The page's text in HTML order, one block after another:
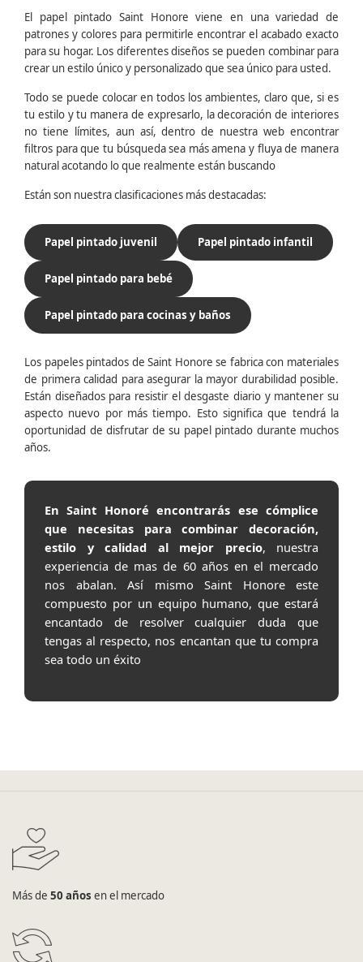
El papel pintado Saint Honore viene en una variedad de
patrones y colores para permitirle encontrar el acabado exacto
para su hogar. Los diferentes diseños se pueden combinar para
crear un estilo único y personalizado que sea único para usted.
Todo se puede colocar en todos los ambientes, claro que, si es
tu estilo y tu manera de expresarlo, la decoración de interiores
no tiene límites, aun así, dentro de nuestra web encontrar
filtros para que tu búsqueda sea más amena y fluya de manera
natural acotando lo que realmente están buscando
Están son nuestra clasificaciones más destacadas:
Papel pintado juvenil Papel pintado infantil
Papel pintado para bebé
Papel pintado para cocinas y baños
Los papeles pintados de Saint Honore se fabrica con materiales
de primera calidad para asegurar la mayor durabilidad posible.
Están diseñados para resistir el desgaste diario y mantener su
aspecto nuevo por más tiempo. Esto significa que tendrá la
oportunidad de disfrutar de su papel pintado durante muchos
años.
En Saint Honoré encontrarás ese cómplice
que necesitas para combinar decoración,
estilo y calidad al mejor precio, nuestra
experiencia de mas de 60 años en el mercado
nos abalan. Así mismo Saint Honore este
compuesto por un equipo humano, que estará
encantado de resolver cualquier duda que
tengas al respecto, nos encantan que tu compra
sea todo un éxito
Más de 50 años en el mercado